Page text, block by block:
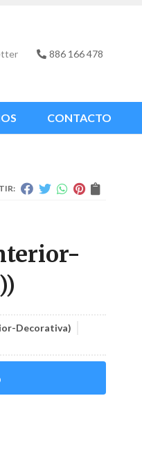
886 166 478
CONTACTO
Decorativa)